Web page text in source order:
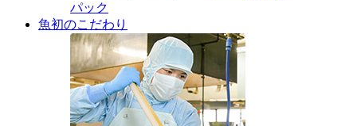
パック
魚初のこだわり